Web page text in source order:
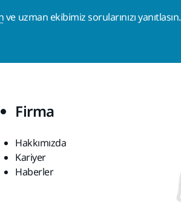
ve uzman ekibimiz sorularınızı yanıtlasın.
Firma
Hakkımızda
Kariyer
Haberler